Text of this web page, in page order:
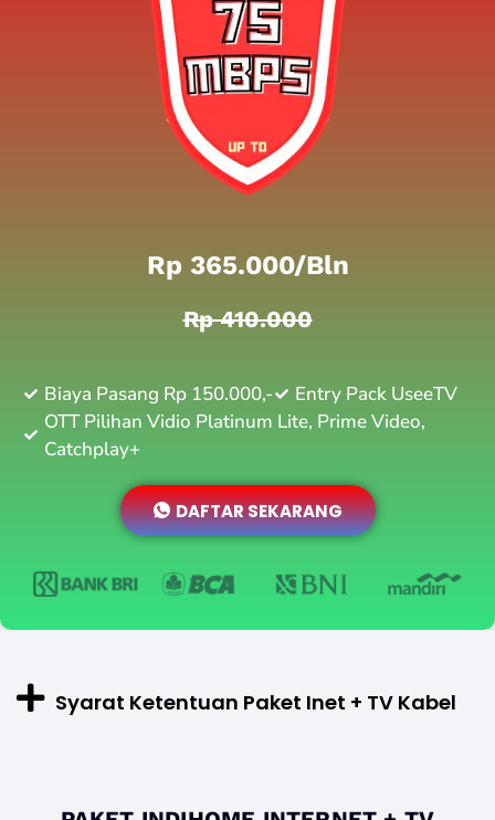
Rp 365.000/bln
Rp 410.000
Biaya Pasang Rp 150.000,-
Entry Pack UseeTV
OTT Pilihan Vidio Platinum Lite, Prime Video,
Catchplay+
DAFTAR SEKARANG
Syarat Ketentuan Paket Inet + TV Kabel